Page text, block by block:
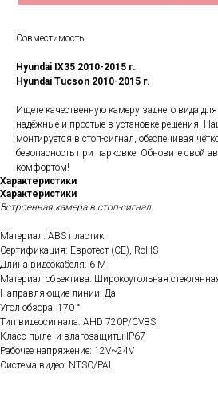
Совместимость:
Hyundai IX35 2010-2015 г.
Hyundai Tucson 2010-2015 г.
Ищете качественную камеру заднего вида
надёжные и простые в установке решения.
монтируется в стоп-сигнал, обеспечивая
безопасность при парковке. Обновите свой
комфортом!
Характеристики
Характеристики
Встроенная камера в стоп-сигнал
Материал: ABS пластик
Сертификация: Евротест (СЕ), RoHS
Длина видеокабеля: 6 М
Материал объектива: Широкоугольная
Направляющие линии: Да
Угол обзора: 170 °
Тип видеосигнала: AHD 720P/CVBS
Класс пыле- и влагозащиты:IP67
Рабочее напряжение: 12V~24V
Система видео: NTSC/PAL